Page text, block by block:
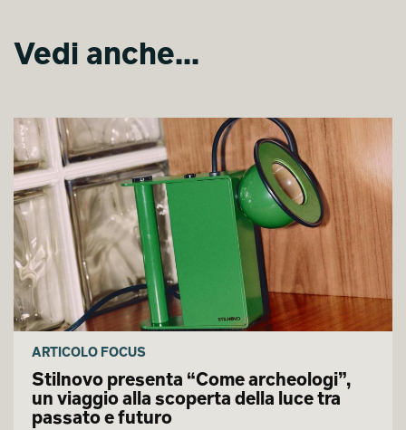
Vedi anche...
ARTICOLO FOCUS
Stilnovo presenta “Come archeologi”,
un viaggio alla scoperta della luce tra
passato e futuro